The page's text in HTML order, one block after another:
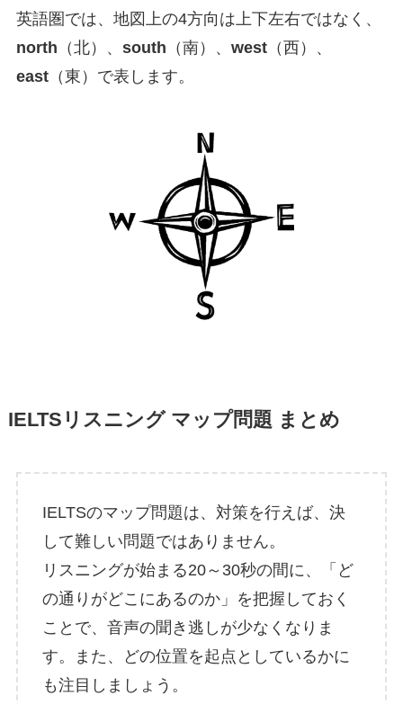
英語圏では、地図上の4方向は上下左右ではなく、
north （北）、 south （南）、 west（西）、
east（東）で表します。
IELTSリスニング マップ問題 まとめ
IELTSのマップ問題は、対策を行えば、決
して難しい問題ではありません。
リスニングが始まる20～30秒の間に、「ど
の通りがどこにあるのか」を把握しておく
ことで、音声の聞き逃しが少なくなりま
す。また、どの位置を起点としているかに
も注目しましょう。